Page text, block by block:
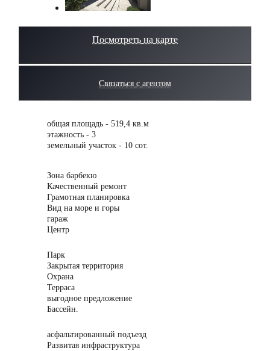
Посмотреть на карте
Связаться с агентом
общая площадь - 519,4 кв.м
этажность - 3
земельный участок - 10 сот.
Зона барбекю
Качественный ремонт
Грамотная планировка
Вид на море и горы
гараж
Центр
Парк
Закрытая территория
Охрана
Терраса
выгодное предложение
Бассейн.
асфальтированный подъезд
Развитая инфраструктура